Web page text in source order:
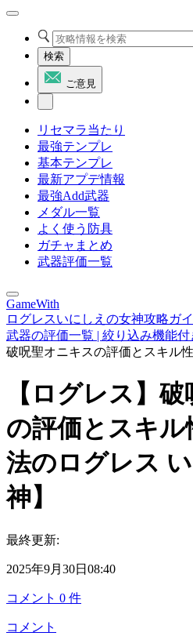
検索
ご意見
リセマラ当たり
最強テンプレ
基本テンプレ
最新アプデ情報
最強Add武器
メダル一覧
よく使う防具
ガチャまとめ
武器評価一覧
GameWith
ログレスいにしえの女神攻略ガ
武器の評価一覧 | 絞り込み機能付
破呪聖オニキスの評価とスキル
【ログレス】
の評価とスキル
法のログレス
神】
最終更新:
2025年9月30日08:40
コメント 0 件
コメント